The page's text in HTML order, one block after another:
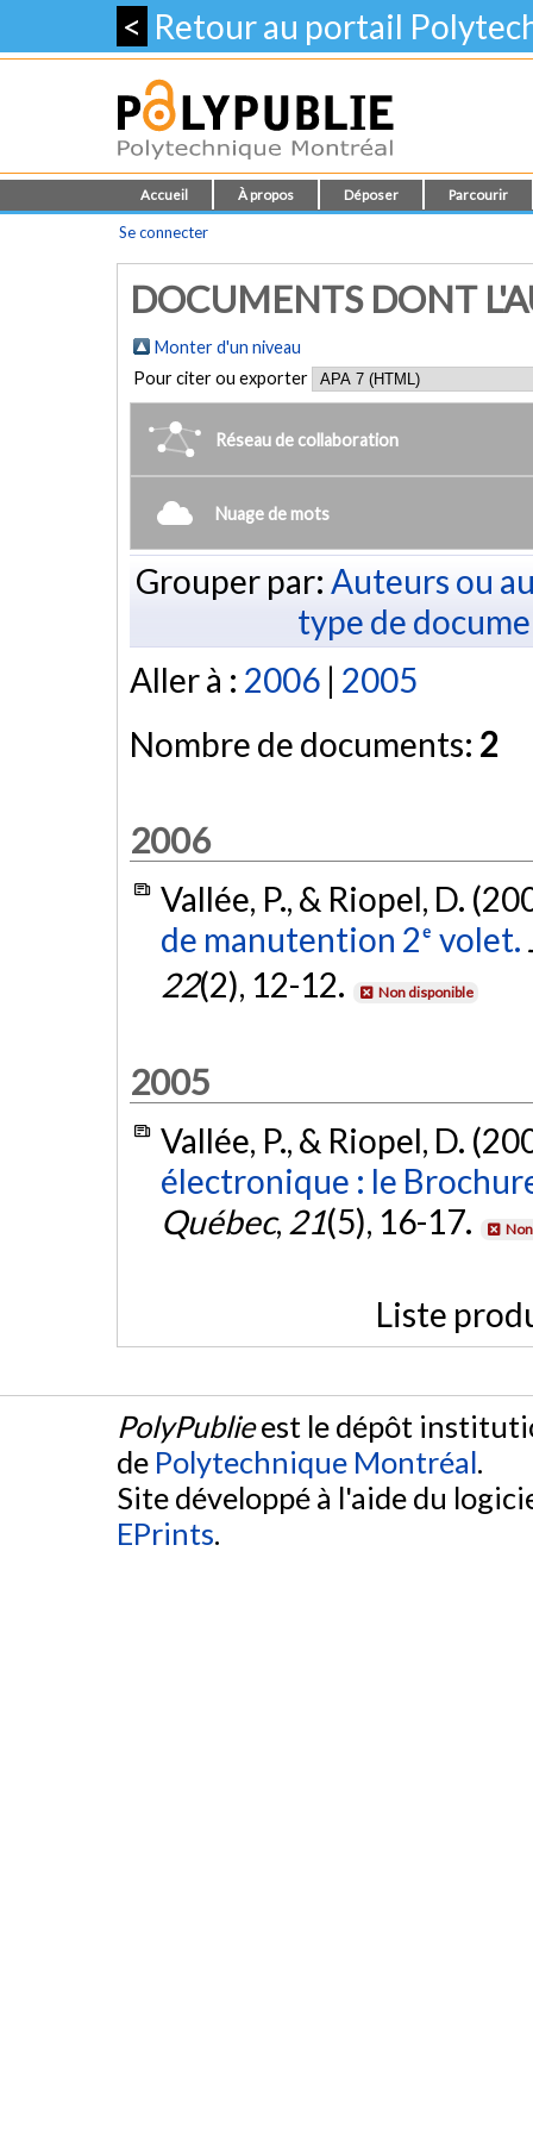
< Retour au portail
Accueil À propos Déposer Parcourir
Se connecter
DOCUMENTS DONT
Monter d'un niveau
Pour citer ou exporter
Réseau de collaboration
Nuage de mots
Grouper par: Auteurs ou
type de
Aller à : 2006 | 2005
Nombre de documents: 2
2006
Vallée, P., & Riopel, D.
de manutention 2ᵉ volet.
22(2), 12-12. Non disponible
2005
Vallée, P., & Riopel, D.
électronique : le
Québec, 21(5), 16-17.
Liste
PolyPublieest le dépôt
de Polytechnique Montréal.
Site développé à l'aide du
EPrints.